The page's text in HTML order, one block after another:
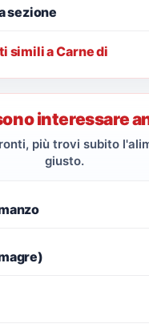
sezione
simili a Carne di
interessare
più trovi subito
giusto.